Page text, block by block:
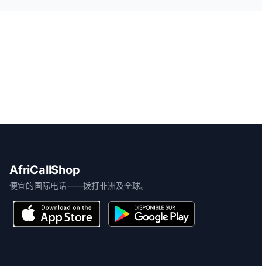
AfriCallShop
便宜的国际电话——拨打非洲及全球。